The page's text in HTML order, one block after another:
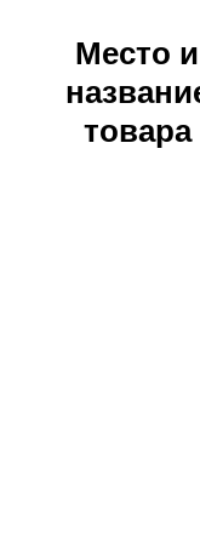
Место и
товара